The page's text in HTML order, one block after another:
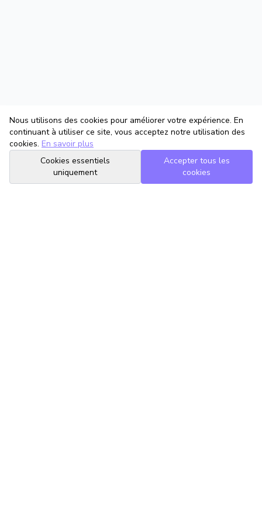
Nous utilisons des cookies pour améliorer votre expérience. En
continuant à utiliser ce site, vous acceptez notre utilisation des
cookies. En savoir plus
Cookies essentiels
uniquement
Accepter tous les
cookies